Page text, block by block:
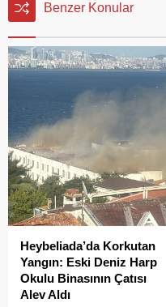
Benzer Konular
Heybeliada’da Korkutan
Yangın: Eski Deniz Harp
Okulu Binasının Çatısı
Alev Aldı